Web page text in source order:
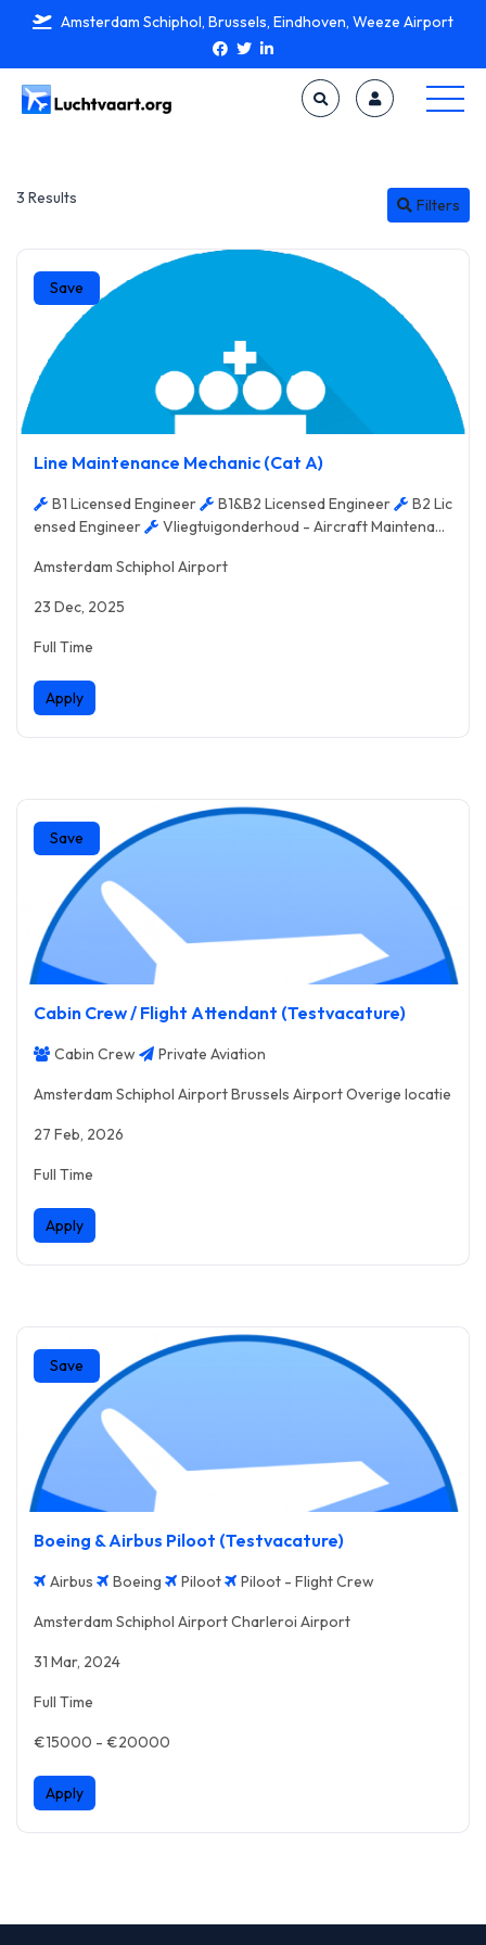
Amsterdam Schiphol, Brussels, Eindhoven, Weeze Airport
3 Results Filters
Save
Line Maintenance Mechanic (Cat A)
B1 Licensed Engineer B1&B2 Licensed Engineer
B2 Lic
ensed Engineer
Vliegtuigonderhoud - Aircraft Maintenanc
Amsterdam Schiphol Airport
23 Dec, 2025
Full Time
Apply
Save
Cabin Crew / Flight Attendant (Testvacature)
Cabin Crew Private Aviation
Amsterdam Schiphol Airport Brussels Airport Overige locatie
27 Feb, 2026
Full Time
Apply
Save
Boeing & Airbus Piloot (Testvacature)
Airbus Boeing Piloot Piloot - Flight Crew
Amsterdam Schiphol Airport Charleroi Airport
31 Mar, 2024
Full Time
€15000 - €20000
Apply